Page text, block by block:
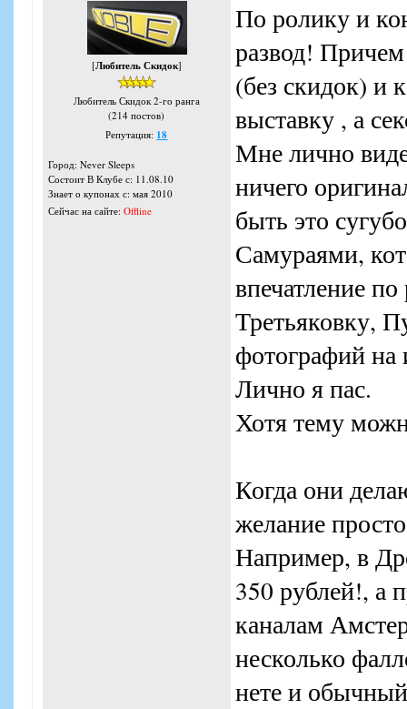
[Любитель Скидок]
Любитель Скидок 2-го ранга
(214 постов)
Репутация: 18
Город: Never Sleeps
Состоит В Клубе с: 11.08.10
Знает о купонах с: мая 2010
Сейчас на сайте: Offline
По ролику и
развод!
(без скидок) и
выставку , а
Мне лично
ничего
быть это
Самураями,
впечатление
Третьяковку,
фотографий на
Лично я пас.
Хотя тему
Когда они
желание
Например, в
350 рублей!, а
каналам
несколько
нете и обычный